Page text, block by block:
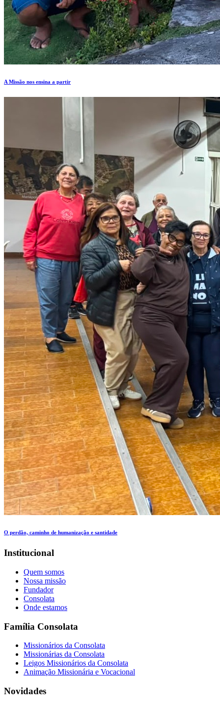
A Missão nos ensina a partir
O perdão, caminho de humanização e santidade
Institucional
Quem somos
Nossa missão
Fundador
Consolata
Onde estamos
Família Consolata
Missionários da Consolata
Missionárias da Consolata
Leigos Missionários da Consolata
Animação Missionária e Vocacional
Novidades